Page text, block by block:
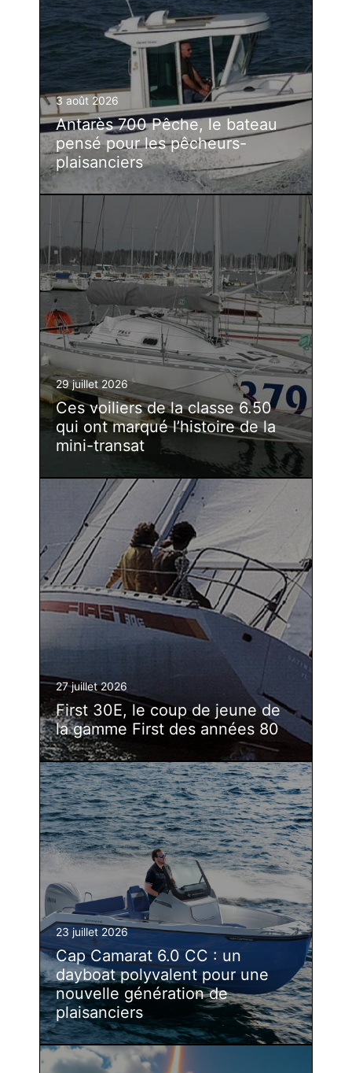
3 août 2026
Antarès 700 Pêche, le bateau
pensé pour les pêcheurs-
plaisanciers
29 juillet 2026
Ces voiliers de la classe 6.50
qui ont marqué l’histoire de la
mini-transat
27 juillet 2026
First 30E, le coup de jeune de
la gamme First des années 80
23 juillet 2026
Cap Camarat 6.0 CC : un
dayboat polyvalent pour une
nouvelle génération de
plaisanciers